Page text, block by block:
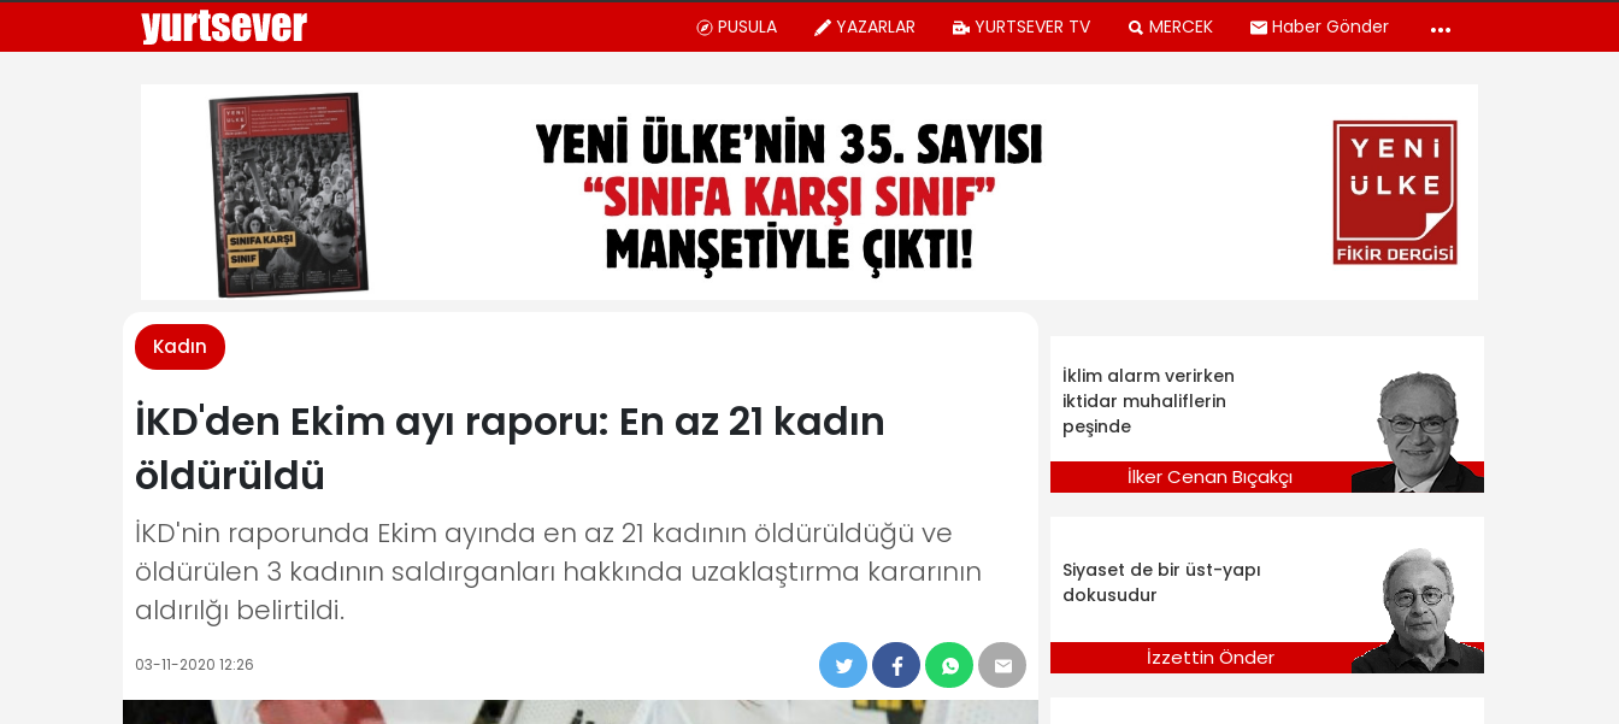
PUSULA YAZARLAR YURTSEVER TV MERCEK Haber Gönder
Kadın
İKD'den Ekim ayı raporu: En az 21 kadın
öldürüldü
İKD'nin raporunda Ekim ayında en az 21 kadının öldürüldüğü ve
öldürülen 3 kadının saldırganları hakkında uzaklaştırma kararının
aldırılğı belirtildi.
03-11-2020 12:26
İklim alarm verirken
iktidar muhaliflerin
peşinde
İlker Cenan Bıçakçı
Siyaset de bir üst-yapı
dokusudur
İzzettin Önder